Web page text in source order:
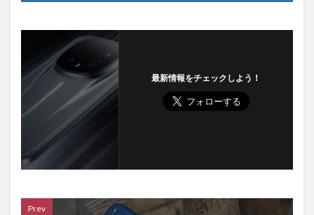
最新情報をチェックしよう！
Prev